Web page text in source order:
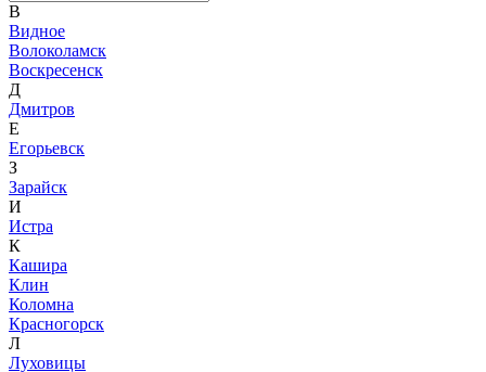
В
Видное
Волоколамск
Воскресенск
Д
Дмитров
Е
Егорьевск
З
Зарайск
И
Истра
К
Кашира
Клин
Коломна
Красногорск
Л
Луховицы